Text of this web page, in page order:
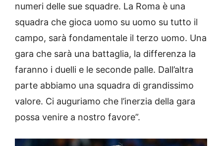
numeri delle sue squadre. La Roma è una
squadra che gioca uomo su uomo su tutto il
campo, sarà fondamentale il terzo uomo. Una
gara che sarà una battaglia, la differenza la
faranno i duelli e le seconde palle. Dall’altra
parte abbiamo una squadra di grandissimo
valore. Ci auguriamo che l’inerzia della gara
possa venire a nostro favore”.